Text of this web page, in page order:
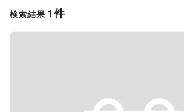
検索結果 1件